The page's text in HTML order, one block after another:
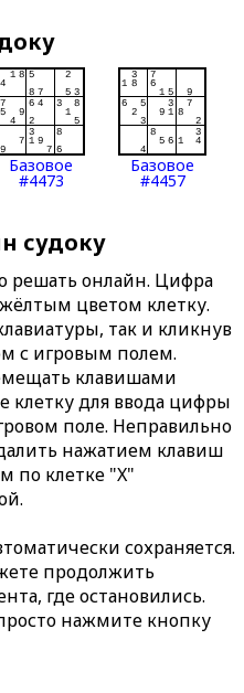
Базовое
#4473
Базовое
#4457
судоку
решать онлайн. Цифра
цветом клетку.
так и кликнув
с игровым полем.
клавишами
клетку для ввода цифры
поле. Неправильно
нажатием клавиш
по клетке "X"
сохраняется.
продолжить
где остановились.
нажмите кнопку